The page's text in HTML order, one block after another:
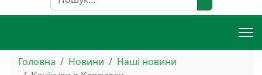
Головна Новини
Наші новини